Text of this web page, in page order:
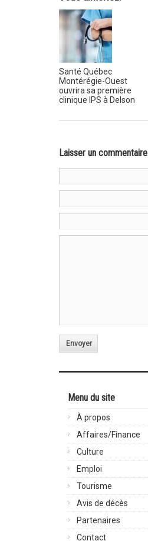
Santé Québec
Montérégie-Ouest
ouvrira sa première
clinique IPS à Delson
Laisser un commentaire
Envoyer
Menu du site
À propos
Affaires/Finance
Culture
Emploi
Tourisme
Avis de décès
Partenaires
Contact